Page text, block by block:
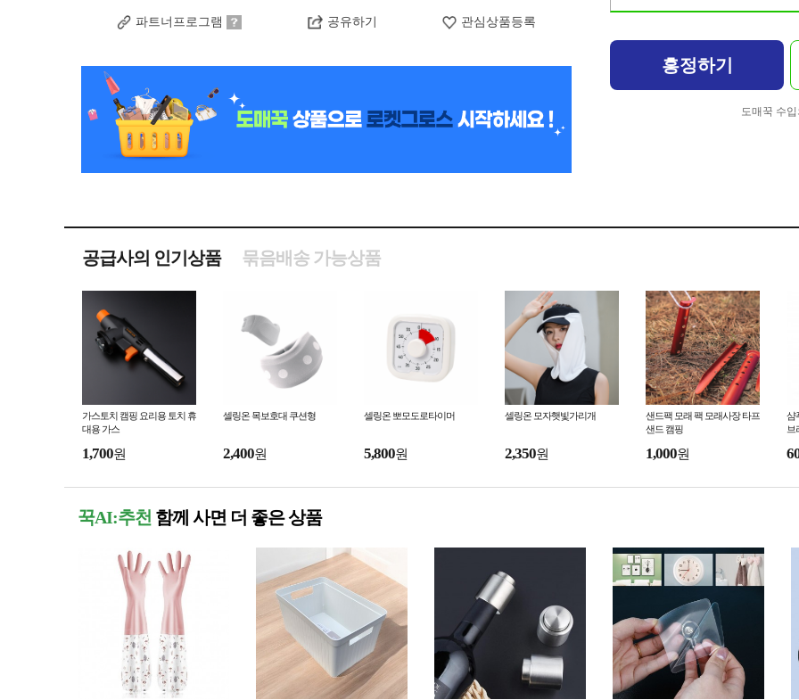
파트너프로그램 공유하기 관심상품등록
흥정하기
도매꾹 수
공급사의 인기상품 묶음배송 가능상품
가스토치 캠핑 요리용 토치 휴
대용 가스
1,700원
셀링온 목보호대 쿠션형
2,400원
셀링온 뽀모도로타이머
5,800원
셀링온 모자햇빛가리개
2,350원
샌드팩 모래 팩 모래사장 타프
샌드 캠핑
1,000원
샴
브
꾹AI:추천 함께 사면 더 좋은 상품